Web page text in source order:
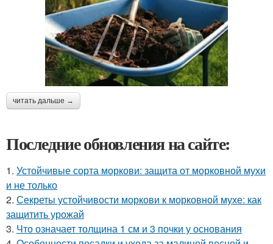
читать дальше →
Последние обновления на сайте:
1. Устойчивые сорта моркови: защита от морковной мухи
и не только
2. Секреты устойчивости моркови к морковной мухе: как
защитить урожай
3. Что означает толщина 1 см и 3 почки у основания